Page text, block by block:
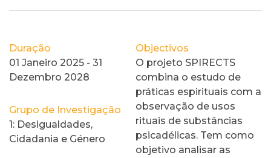
Duração
01 Janeiro 2025 - 31
Dezembro 2028
Grupo de Investigação
1: Desigualdades,
Cidadania e Género
Objectivos
O projeto SPIRECTS
combina o estudo de
práticas espirituais com a
observação de usos
rituais de substâncias
psicadélicas. Tem como
objetivo analisar as